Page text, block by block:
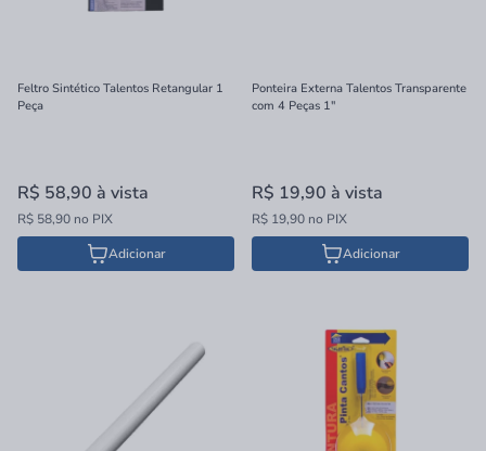
Feltro Sintético Talentos Retangular 1
Peça
R$ 58,90 à vista
R$ 58,90 no PIX
Adicionar
Ponteira Externa Talentos Transparente
com 4 Peças 1"
R$ 19,90 à vista
R$ 19,90 no PIX
Adicionar